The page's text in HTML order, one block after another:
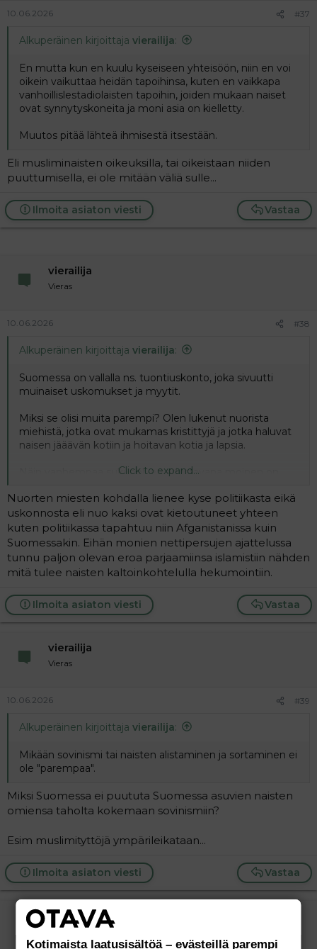
10.06.2026 #37
Alkuperäinen kirjoittaja vierailija:
En mutta kun en kuulu kyseiseen yhteisöön, niin en voi
oikein vaikuttaa heidän tapoihinsa, kuten en vaikkapa
vanhoillislestadiolaisten tapoihin, joiden mukaan naiset
ovat synnytyskoneita ja moni asia on kielletty.
Muutos pitää lähteä ihmisestä itsestään.
Eli musliminaisten oikeuksilla, tai oikeistaan niiden
puuttumisella, ei ole mitään väliä sulle...
Vastaa
Ilmoita asiaton viesti
vierailija
Vieras
10.06.2026 #38
Alkuperäinen kirjoittaja vierailija:
Suomessa on vallalla ns. tuontiuskonto, joka sivuutti
muinaiset uskomukset ja myytit.
Miksi se olisi muita parempi? Olen lukenut nuorista
miehistä, jotka ovat mukamas kristittyjä ja jotka haluvat
naisen jääävän kotiin ja hoitavan kotia ja lapsia.
Näin vanhempaa sukupolvea edustavana moinen on
Click to expand...
Nuorten miesten kohdalla lienee kyse politiikasta eikä
uskonnosta eli nuo kaksi ovat kietoutuneet yhteen
kuten politiikassa tapahtuu niin Afganistanissa kuin
Suomessakin. Eihän monien nettipersujen ajattelussa
tunnu paljon olevan eroa parjaamiinsa islamistiin nähden
mitä tulee naisten kaltoinkohtelulla hekumointiin.
Vastaa
Ilmoita asiaton viesti
vierailija
Vieras
10.06.2026 #39
Alkuperäinen kirjoittaja vierailija:
Mikään sovinismi tai naisten alistaminen ja sortaminen ei
ole "parempaa".
Miksi Suomessa ei puututa Suomessa asuvien naisten
omiensa taholta kokemaan sovinismiin?
Esim muslimityttöjä ympärileikataan...
Vastaa
Ilmoita asiaton viesti
vierailija
Vieras
Kotimaista laatusisältöä – evästeillä parempi